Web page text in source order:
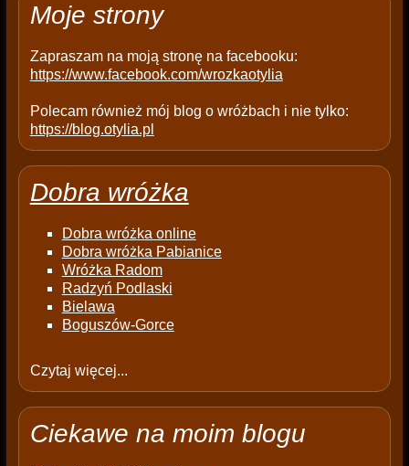
y
Moje strony
Zapraszam na moją stronę na facebooku:
https://www.facebook.com/wrozkaotylia
Polecam również mój blog o wróżbach i nie tylko:
https://blog.otylia.pl
Dobra wróżka
Dobra wróżka online
Dobra wróżka Pabianice
Wróżka Radom
Radzyń Podlaski
Bielawa
Boguszów-Gorce
Czytaj więcej...
Ciekawe na moim blogu